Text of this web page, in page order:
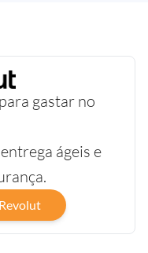
gastar no
ágeis e